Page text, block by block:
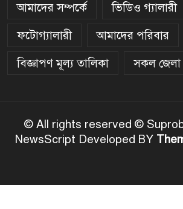
আমাদের সম্পর্কে
ভিডিও গ্যালারী
ফটোগ্যালারী
আমাদের পরিবার
বিজ্ঞাপণ মূল্য তালিকা
সকল জেলা
© All rights reserved ©
NewsScript Developed BY